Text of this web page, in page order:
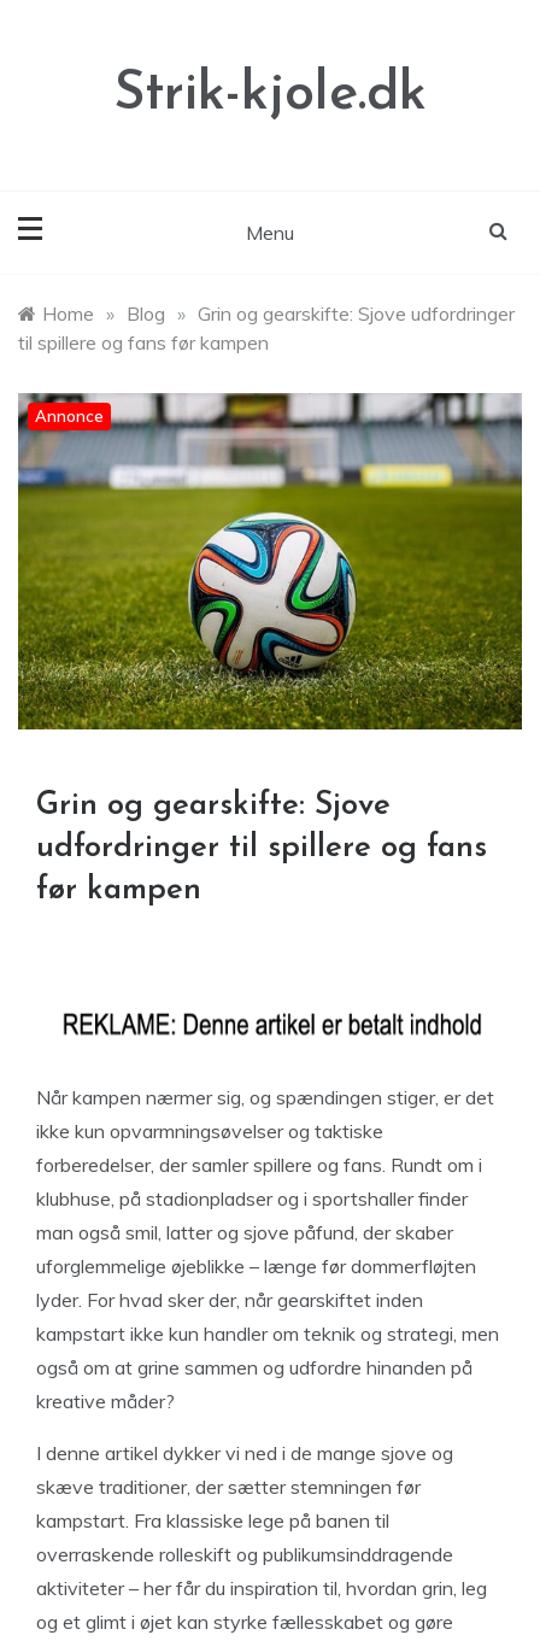
Strik-kjole.dk
Menu
Home » Blog » Grin og gearskifte: Sjove udfordringer
til spillere og fans før kampen
Annonce
Grin og gearskifte: Sjove
udfordringer til spillere og fans
før kampen
Når kampen nærmer sig, og spændingen stiger, er det
ikke kun opvarmningsøvelser og taktiske
forberedelser, der samler spillere og fans. Rundt om i
klubhuse, på stadionpladser og i sportshaller finder
man også smil, latter og sjove påfund, der skaber
uforglemmelige øjeblikke – længe før dommerfløjten
lyder. For hvad sker der, når gearskiftet inden
kampstart ikke kun handler om teknik og strategi, men
også om at grine sammen og udfordre hinanden på
kreative måder?
I denne artikel dykker vi ned i de mange sjove og
skæve traditioner, der sætter stemningen før
kampstart. Fra klassiske lege på banen til
overraskende rolleskift og publikumsinddragende
aktiviteter – her får du inspiration til, hvordan grin, leg
og et glimt i øjet kan styrke fællesskabet og gøre